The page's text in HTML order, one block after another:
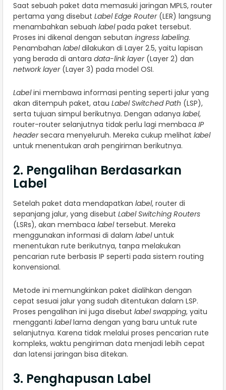
Saat sebuah paket data memasuki jaringan MPLS, router
pertama yang disebut Label Edge Router(LER) langsung
menambahkan sebuah labelpada paket tersebut.
Proses ini dikenal dengan sebutan ingress labeling.
Penambahan labeldilakukan di Layer 2.5, yaitu lapisan
yang berada di antara data-link layer(Layer 2) dan
network layer(Layer 3) pada model OSI.
Labelini membawa informasi penting seperti jalur yang
akan ditempuh paket, atau Label Switched Path (LSP),
serta tujuan simpul berikutnya. Dengan adanya label,
router-router selanjutnya tidak perlu lagi membaca IP
headersecara menyeluruh. Mereka cukup melihat label
untuk menentukan arah pengiriman berikutnya.
2. Pengalihan Berdasarkan
Label
Setelah paket data mendapatkan label, router di
sepanjang jalur, yang disebut Label Switching Routers
(LSRs), akan membaca labeltersebut. Mereka
menggunakan informasi di dalam labeluntuk
menentukan rute berikutnya, tanpa melakukan
pencarian rute berbasis IP seperti pada sistem routing
konvensional.
Metode ini memungkinkan paket dialihkan dengan
cepat sesuai jalur yang sudah ditentukan dalam LSP.
Proses pengalihan ini juga disebut label swapping, yaitu
mengganti labellama dengan yang baru untuk rute
selanjutnya. Karena tidak melalui proses pencarian rute
kompleks, waktu pengiriman data menjadi lebih cepat
dan latensi jaringan bisa ditekan.
3. Penghapusan Label